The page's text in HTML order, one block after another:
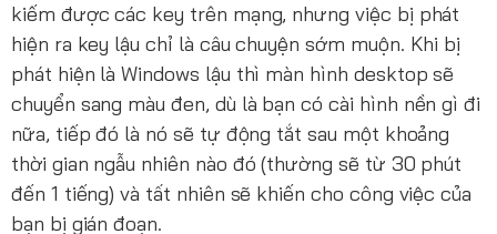
kiếm được các key trên mạng, nhưng việc bị phát
hiện ra key lậu chỉ là câu chuyện sớm muộn. Khi bị
phát hiện là Windows lậu thì màn hình desktop sẽ
chuyển sang màu đen, dù là bạn có cài hình nền gì đi
nữa, tiếp đó là nó sẽ tự động tắt sau một khoảng
thời gian ngẫu nhiên nào đó (thường sẽ từ 30 phút
đến 1 tiếng) và tất nhiên sẽ khiến cho công việc của
bạn bị gián đoạn.